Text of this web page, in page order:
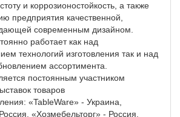
и коррозионостойкость, а также
предприятия качественной,
современным дизайном.
работает как над
технологий изготовления так и над
ассортимента.
постоянным участником
товаров
«TableWare» - Украина,
«Хозмебельторг» - Россия.